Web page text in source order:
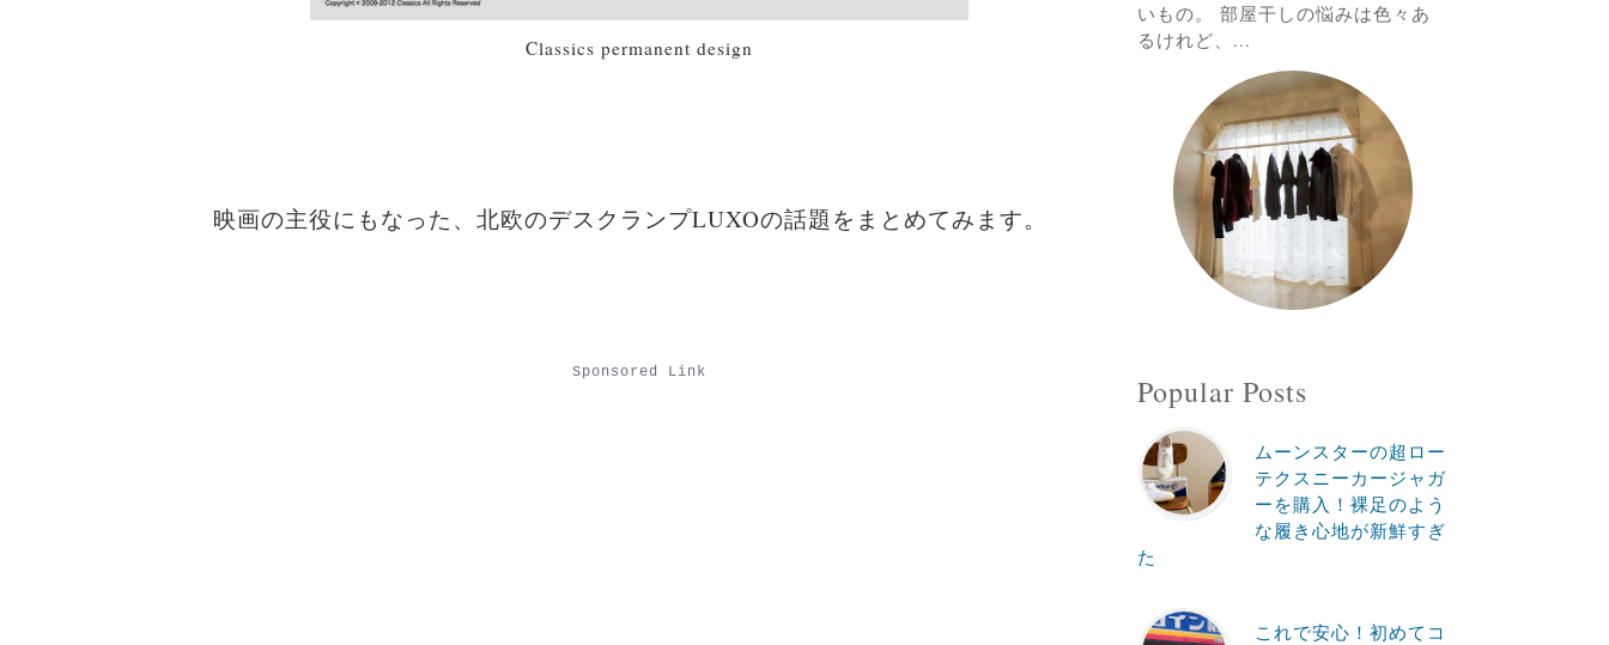
Classics permanent design
映画の主役にもなった、北欧のデスクランプLUXOの話題をまとめてみます。
Sponsored Link
いもの。 部屋干しの悩みは色々あ
るけれど、...
Popular Posts
ムーンスターの超ロー
テクスニーカージャガ
ーを購入！裸足のよう
な履き心地が新鮮すぎ
た
これで安心！初めてコ